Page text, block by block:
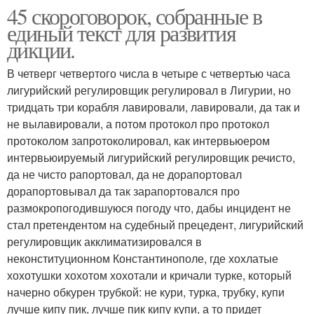
45 скороговорок, собранные в
единый текст для развития
дикции.
В четверг четвертого числа в четыре с четвертью часа
лигурийский регулировщик регулировал в Лигурии, но
тридцать три корабля лавировали, лавировали, да так и
не вылавировали, а потом протокол про протокол
протоколом запротоколировал, как интервьюером
интервьюируемый лигурийский регулировщик речисто,
да не чисто рапортовал, да не дорапортовал
дорапортовывал да так зарапортовался про
размокропогодившуюся погоду что, дабы инцидент не
стал претендентом на судебный прецедент, лигурийский
регулировщик акклиматизировался в
неконституционном Константинополе, где хохлатые
хохотушки хохотом хохотали и кричали турке, который
начерно обкурен трубкой: не кури, турка, трубку, купи
лучше кипу пик, лучше пик кипу купи, а то придет